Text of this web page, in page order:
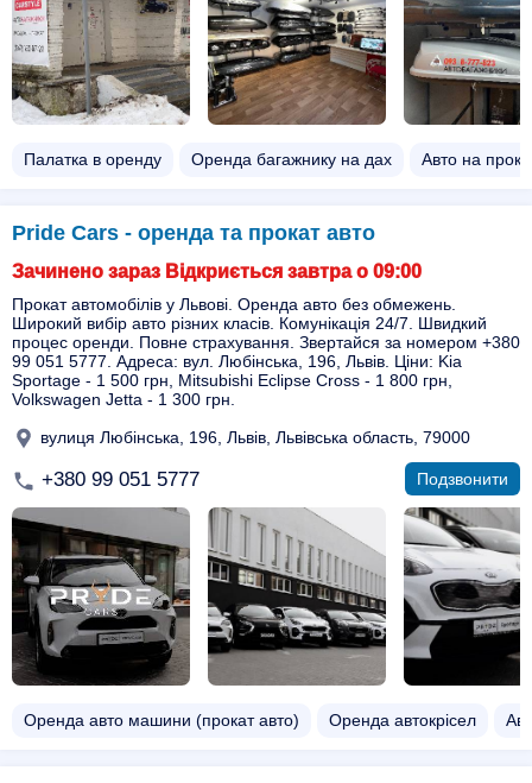
Палатка в оренду Оренда багажнику на дах Авто на
Pride Cars - оренда та прокат авто
Зачинено зараз Відкриється завтра о 09:00
Прокат автомобілів у Львові. Оренда авто без обмежень.
Широкий вибір авто різних класів. Комунікація 24/7. Швидкий
процес оренди. Повне страхування. Звертайся за номером +380
99 051 5777. Адреса: вул. Любінська, 196, Львів. Ціни: Kia
Sportage - 1 500 грн, Mitsubishi Eclipse Cross - 1 800 грн,
Volkswagen Jetta - 1 300 грн.
вулиця Любінська, 196, Львів, Львівська область, 79000
+380 99 051 5777 Подзвонити
Оренда авто машини (прокат авто) Оренда автокрісел